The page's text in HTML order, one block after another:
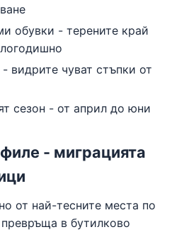
обувки - терените край
видрите чуват стъпки от
сезон - от април до юни
- миграцията
от най-тесните места по
в бутилково